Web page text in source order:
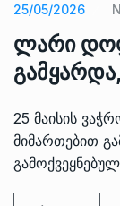
25/05/2026
ლარი
25 მაისის
მიმართებით